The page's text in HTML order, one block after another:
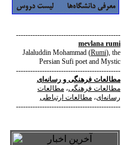
--------------------------------------------
mevlana rumi
Jalaluddin Mohammad (Rumi), the
Persian Sufi poet and Mystic
--------------------------------------------
مطالعات فرهنگی و رسانه‌ای
مطالعات فرهنگی، مطالعات
رسانه‌ای، مطالعات ارتباطی
--------------------------------------------